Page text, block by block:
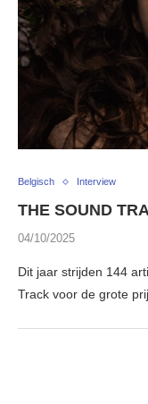
Belgisch Interview
THE SOUND
04/10/2025
Dit jaar strijden 144
Track voor de grote